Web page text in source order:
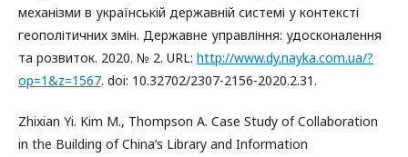
механізми в українській державній системі у контексті
геополітичних змін. Державне управління: удосконалення
та розвиток. 2020. № 2. URL: http://www.dy.nayka.com.ua/?
op=1&z=1567. doi: 10.32702/2307-2156-2020.2.31.
Zhixian Yi. Kim M., Thompson A. Case Study of Collaboration
in the Building of China’s Library and Information